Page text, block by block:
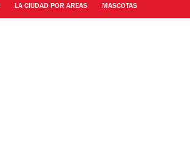
LA CIUDAD POR AREAS MASCOTAS